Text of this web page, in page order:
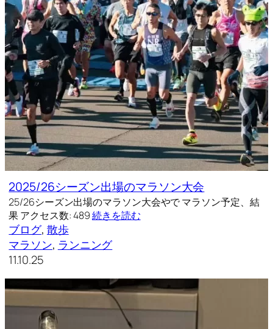
2025/26シーズン出場のマラソン大会
25/26シーズン出場のマラソン大会やで マラソン予定、結
果 アクセス数: 489続きを読む
ブログ, 散歩
マラソン, ランニング
11.10.25